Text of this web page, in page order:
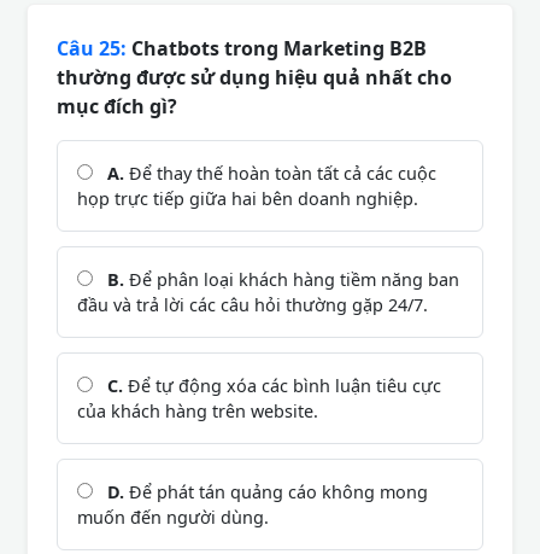
Câu 25: Chatbots trong Marketing B2B
thường được sử dụng hiệu quả nhất cho
mục đích gì?
A. Để thay thế hoàn toàn tất cả các cuộc
họp trực tiếp giữa hai bên doanh nghiệp.
B. Để phân loại khách hàng tiềm năng ban
đầu và trả lời các câu hỏi thường gặp 24/7.
C. Để tự động xóa các bình luận tiêu cực
của khách hàng trên website.
D. Để phát tán quảng cáo không mong
muốn đến người dùng.